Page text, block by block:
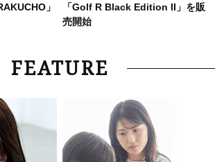
」
「Golf R Black Edition II」を販
売開始
FEATURE